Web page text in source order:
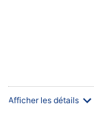
Afficher les détails